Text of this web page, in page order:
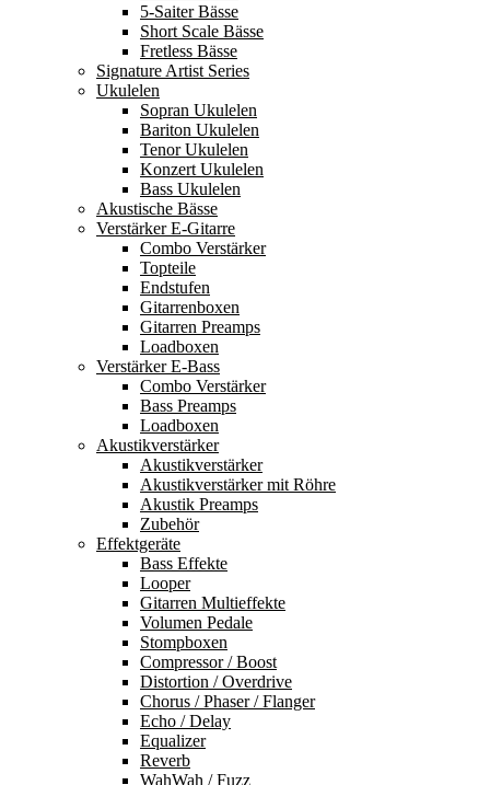
5-Saiter Bässe
Short Scale Bässe
Fretless Bässe
Signature Artist Series
Ukulelen
Sopran Ukulelen
Bariton Ukulelen
Tenor Ukulelen
Konzert Ukulelen
Bass Ukulelen
Akustische Bässe
Verstärker E-Gitarre
Combo Verstärker
Topteile
Endstufen
Gitarrenboxen
Gitarren Preamps
Loadboxen
Verstärker E-Bass
Combo Verstärker
Bass Preamps
Loadboxen
Akustikverstärker
Akustikverstärker
Akustikverstärker mit Röhre
Akustik Preamps
Zubehör
Effektgeräte
Bass Effekte
Looper
Gitarren Multieffekte
Volumen Pedale
Stompboxen
Compressor / Boost
Distortion / Overdrive
Chorus / Phaser / Flanger
Echo / Delay
Equalizer
Reverb
WahWah / Fuzz